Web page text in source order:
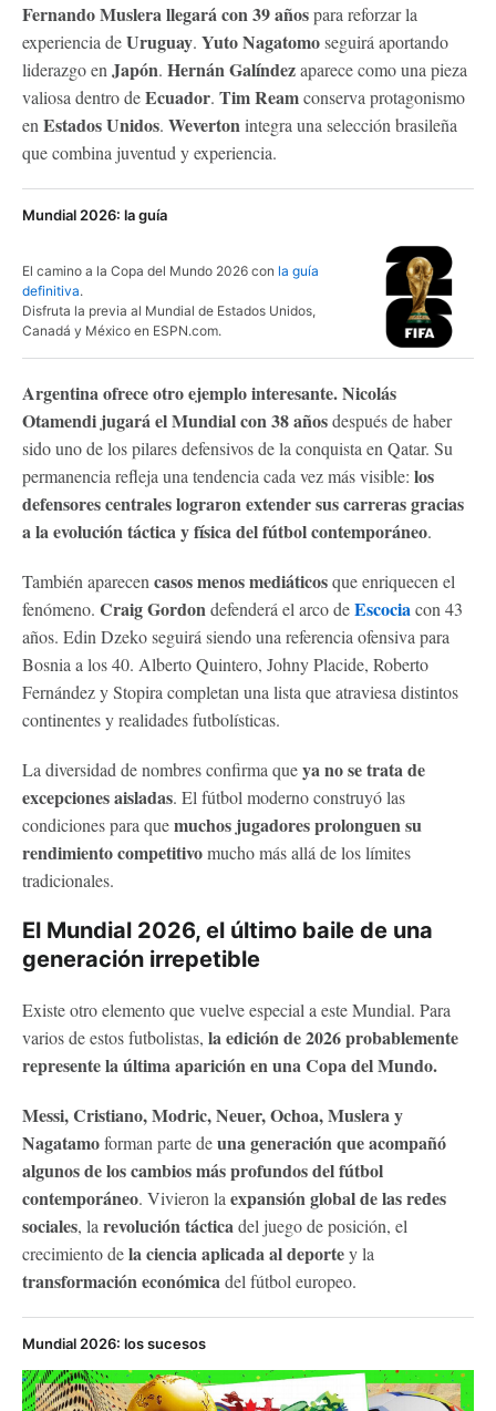
Fernando Muslera llegará con 39 añospara reforzar la
experiencia deUruguay. Yuto Nagatomoseguirá aportando
liderazgo enJapón. Hernán Galíndezaparece como una pieza
valiosa dentro deEcuador. Tim Reamconserva protagonismo
enEstados Unidos. Wevertonintegra una selección brasileña
que combina juventud y experiencia.
Mundial 2026: la guía
El camino a la Copa del Mundo 2026 con la guía
definitiva.
Disfruta la previa al Mundial de Estados Unidos,
Canadá y México en ESPN.com.
Argentina ofrece otro ejemplo interesante.Nicolás
Otamendi jugará el Mundial con 38 añosdespués de haber
sido uno de los pilares defensivos de la conquista en Qatar. Su
permanencia refleja una tendencia cada vez más visible: los
defensores centrales lograron extender sus carreras gracias
a la evolución táctica y física del fútbol contemporáneo.
También aparecencasos menos mediáticosque enriquecen el
fenómeno. Craig Gordondefenderá el arco deEscociacon 43
años. Edin Dzeko seguirá siendo una referencia ofensiva para
Bosnia a los 40. Alberto Quintero, Johny Placide, Roberto
Fernández y Stopira completan una lista que atraviesa distintos
continentes y realidades futbolísticas.
La diversidad de nombres confirma queya no se trata de
excepciones aisladas. El fútbol moderno construyó las
condiciones para quemuchos jugadores prolonguen su
rendimiento competitivomucho más allá de los límites
tradicionales.
El Mundial 2026, el último baile de una
generación irrepetible
Existe otro elemento que vuelve especial a este Mundial. Para
varios de estos futbolistas, la edición de 2026 probablemente
represente la última aparición en una Copa del Mundo.
Messi, Cristiano, Modric, Neuer, Ochoa, Muslera y
Nagatamoforman parte deuna generación que acompañó
algunos de los cambios más profundos del fútbol
contemporáneo. Vivieron laexpansión global de las redes
sociales, larevolución tácticadel juego de posición, el
crecimiento dela ciencia aplicada al deportey la
transformación económicadel fútbol europeo.
Mundial 2026: los sucesos